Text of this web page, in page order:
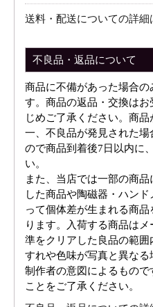
送料・配送についての詳細
不良品・返品について
商品に不備があった場合
す。商品の返品・交換は
じめご了承ください。商
一、不良品が発見された
ので商品到着後7日以内に
い。
また、当店では一部の商
した商品や陶磁器・ハン
って個体差が生まれる商
ります。入荷する商品は
準をクリアした良品の範
すれや色味が写真と異な
制作者の意図によるもの
ことをご了承ください。